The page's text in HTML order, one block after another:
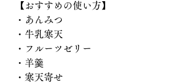
【おすすめの使い方】
・あんみつ
・牛乳寒天
・フルーツゼリー
・羊羹
・寒天寄せ